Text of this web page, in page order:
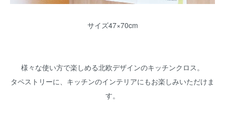
サイズ47×70cm
様々な使い方で楽しめる北欧デザインのキッチンクロス。
タペストリーに、キッチンのインテリアにもお楽しみいただけま
す。